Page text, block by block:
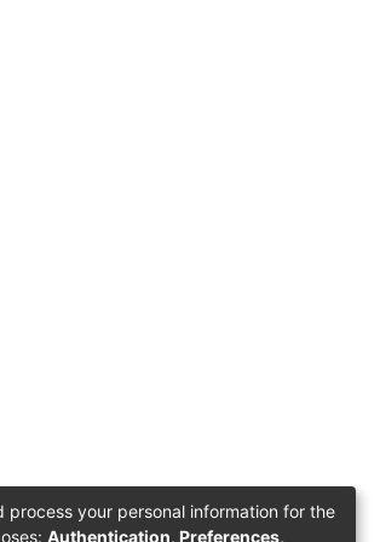
process your personal information for the
Authentication, Preferences,